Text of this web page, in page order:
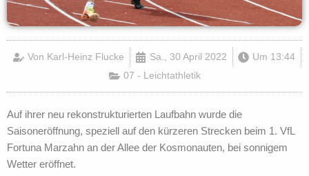
Von Karl-Heinz Flucke Sa., 30 April 2022 Um 13:44
07 - Leichtathletik
Auf ihrer neu rekonstrukturierten Laufbahn wurde die
Saisoneröffnung, speziell auf den kürzeren Strecken beim 1. VfL
Fortuna Marzahn an der Allee der Kosmonauten, bei sonnigem
Wetter eröffnet.